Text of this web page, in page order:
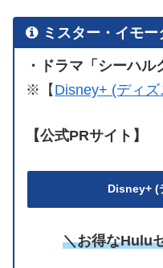
ミスター・イモ
・ドラマ「シーハル
※【 Disney+ (ディ
【公式PRサイト】
Disney+ (
＼お得なHulu